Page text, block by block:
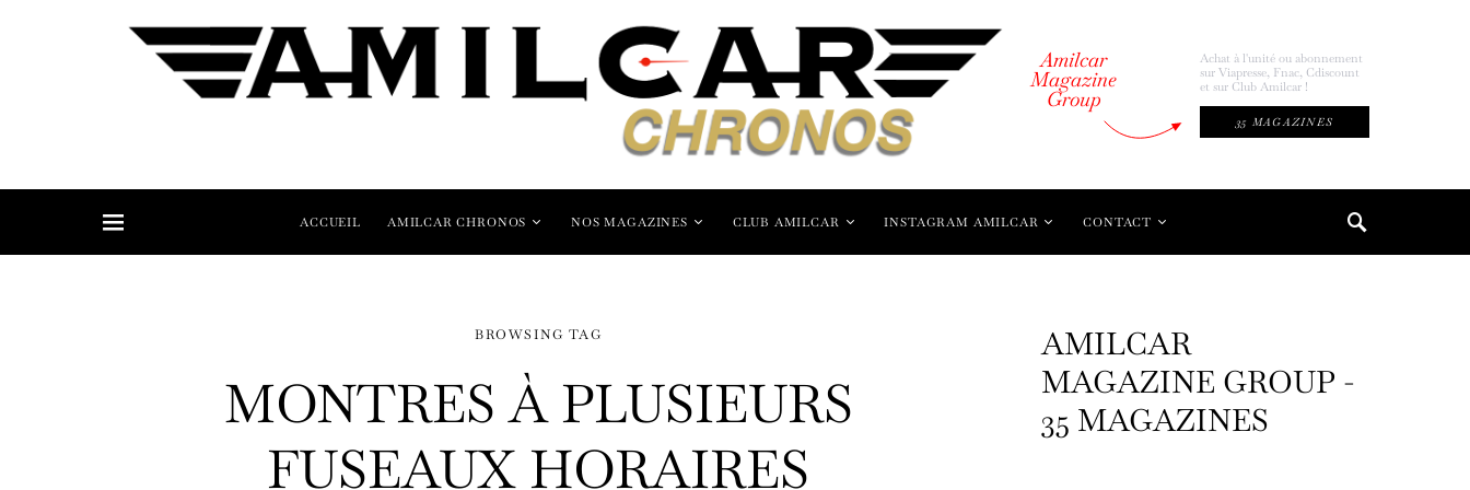
Amilcar
Magazine
Group
Achat à l'unité ou abonnement
sur Viapresse, Fnac, Cdiscount
et sur Club Amilcar !
35 MAGAZINES
ACCUEIL AMILCAR CHRONOS NOS MAGAZINES CLUB AMILCAR INSTAGRAM AMILCAR CONTACT
BROWSING TAG
MONTRES À PLUSIEURS
FUSEAUX HORAIRES
AMILCAR
MAGAZINE GROUP -
35 MAGAZINES